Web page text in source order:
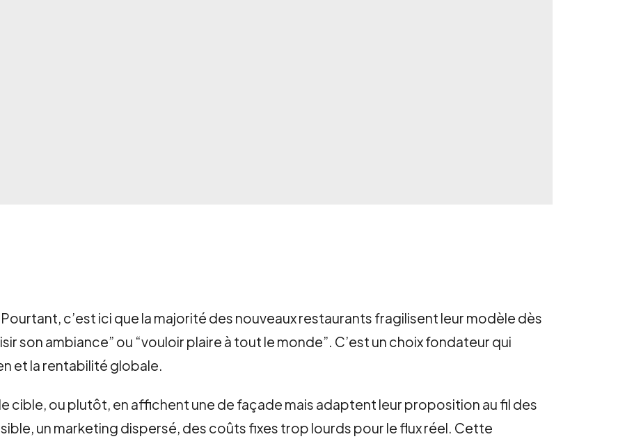
c’est ici que la majorité des nouveaux restaurants fragilisent leur modèle dès
son ambiance” ou “vouloir plaire à tout le monde”. C’est un choix fondateur qui
et la rentabilité globale.
cible, ou plutôt, en affichent une de façade mais adaptent leur proposition au fil des
un marketing dispersé, des coûts fixes trop lourds pour le flux réel. Cette